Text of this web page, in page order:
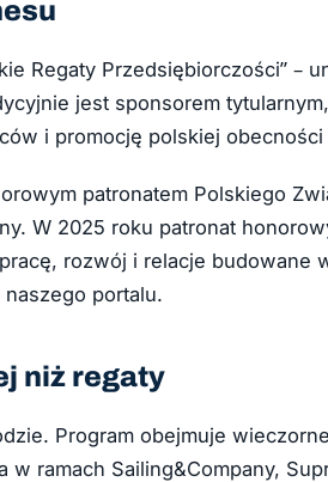
Regaty Przedsiębiorczości” –
jest sponsorem
i promocję polskiej obecności
patronatem Polskiego
W 2025 roku patronat
rozwój i relacje budowane
portalu.
niż regaty
Program obejmuje
ramach Sailing&Company,